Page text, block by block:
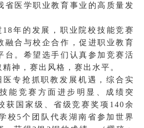
省医学职业教育事业的高质量发
18年的发展，职业院校技能竞赛
融合与校企合作，促进职业教育
台。希望选手们认真参加竞赛活
神，赛出风格，赛出水平。
医专抢抓职教发展机遇，综合实
能竞赛方面进步明显、成绩突
获国家级、省级竞赛奖项140余
校5个团队代表湖南省参加世界